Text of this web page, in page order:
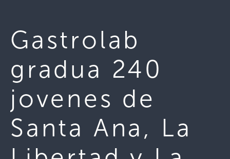
Gastrolab
gradua 240
jovenes de
Santa Ana, La